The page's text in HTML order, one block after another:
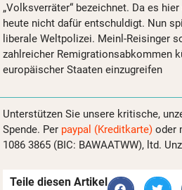
„Volksverräter“ bezeichnet. Da es
heute nicht dafür entschuldigt. Nun
liberale Weltpolizei. Meinl-Reisinger
zahlreicher Remigrationsabkommen
europäischer Staaten einzugreifen
Unterstützen Sie unsere kritische,
Spende. Per paypal (Kreditkarte) oder
1086 3865 (BIC: BAWAATWW), ltd.
Teile diesen Artikel